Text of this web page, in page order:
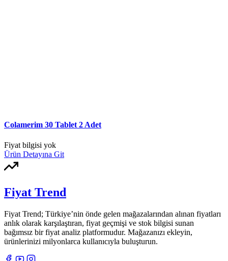
Colamerim 30 Tablet 2 Adet
Fiyat bilgisi yok
Ürün Detayına Git
Fiyat Trend
Fiyat Trend; Türkiye’nin önde gelen mağazalarından alınan fiyatları
anlık olarak karşılaştıran, fiyat geçmişi ve stok bilgisi sunan
bağımsız bir fiyat analiz platformudur. Mağazanızı ekleyin,
ürünlerinizi milyonlarca kullanıcıyla buluşturun.